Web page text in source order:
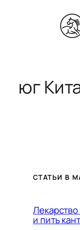
содержимому
юг
СТАТЬИ В
и пить